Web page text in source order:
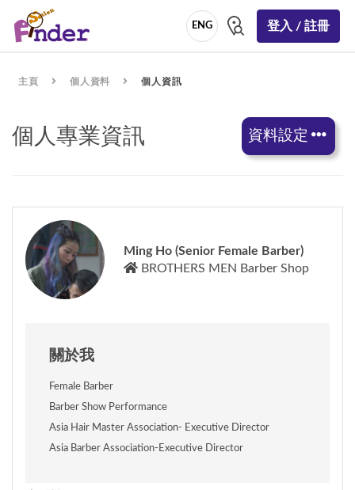
ENG 登入 / 註冊
主頁 個人資料 個人資訊
個人專業資訊 資料設定
Ming Ho (Senior Female Barber)
BROTHERS MEN Barber Shop
關於我
Female Barber
Barber Show Performance
Asia Hair Master Association- Executive Director
Asia Barber Association-Executive Director